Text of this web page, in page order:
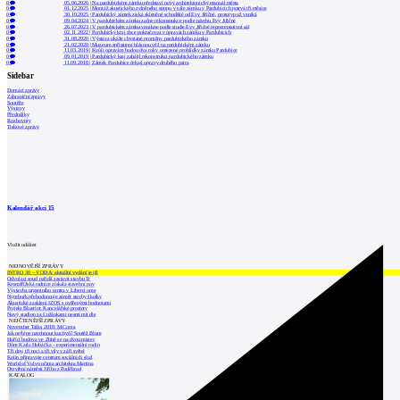
0
05.06.2026 |Na pardubickém zámku představí nový architektonický manuál města
0
01.12.2025 |Montáž akustického zvlněného stropu v sále zámku v Pardubicích potrvá tři měsíce
0
30.10.2025 |Pardubický zámek získá skleněné schodiště od Evy Jiřičné, prototyp už vzniká
0
09.04.2024 |V pardubickém zámku začne rekonstrukce podle návrhu Evy Jiřičné
0
26.07.2023 |V pardubickém zámku vznikne podle studie Evy Jiřičné reprezentativní sál
0
02.11.2022| Pardubický kraj chce pokračovat v úpravách zámku v Pardubicích
0 31.08.2020 |Výstava ukáže chystané proměny pardubického zámku
0
21.02.2020 |Muzeum zpřístupní hlásnou věž na pardubickém zámku
0
11.03.2019| Kvůli opravám budou dva roky omezené prohlídky zámku Pardubice
0 09.01.2019 |Pardubický kraj zahájil rekonstrukci pardubického zámku
0
11.09.2018| Zámek Pardubice čekají opravy druhého patra
Sidebar
Domácí zprávy
Zahraniční zprávy
Soutěže
Výstavy
Přednášky
Rozhovory
Tiskové zprávy
Kalendář akcí 15
Vložit událost
NEJNOVĚJŠÍ ZPRÁVY
INTRO 30 – VODA: aktuální vydání je již
Odvolací soud nařídil zastavit stavbu Tr
Kroměřížská radnice získala stavební pov
Výstavba urgentního centra v Liberci ome
Nymburk přehodnocuje záměr stavby školky
Akustické zasklení IZOS s ověřenými hodnotami
Projekt Blueriot: Kancelářské prostory
Nový stadion za Lužánkami nesmí mít dle
NEJČTENĚJŠÍ ZPRÁVY
November Talks 2018: M.Corea
Jak nejlépe navrhnout kuchyň? Soutěž Blum
Hořící budova ve Zlíně se na dvou místec
Dům Karla Hubáčka – experimentální rodin
Tři dny, tři noci a tři vily v záři světel
Kolín připravuje centrum sociálních služ
World of Volvo očima architekta Martina
Otevření náměstí Jiřího z Poděbrad
KATALOG